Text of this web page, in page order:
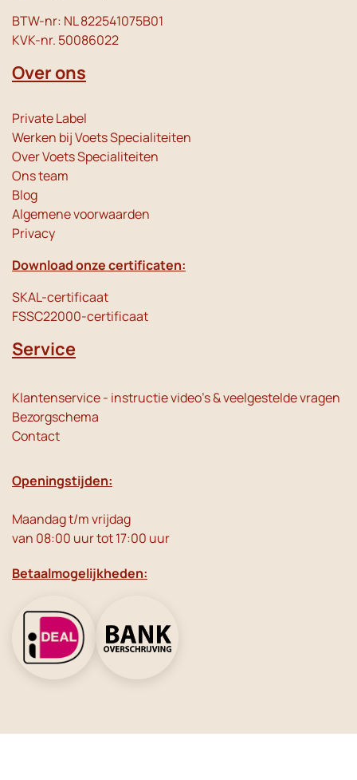
BTW-nr: NL 822541075B01
KVK-nr. 50086022
Over ons
Private Label
Werken bij Voets Specialiteiten
Over Voets Specialiteiten
Ons team
Blog
Algemene voorwaarden
Privacy
Download onze certificaten:
SKAL-certificaat
FSSC22000-certificaat
Service
Klantenservice - instructie video's & veelgestelde vragen
Bezorgschema
Contact
Openingstijden:
Maandag t/m vrijdag
van 08:00 uur tot 17:00 uur
Betaalmogelijkheden: